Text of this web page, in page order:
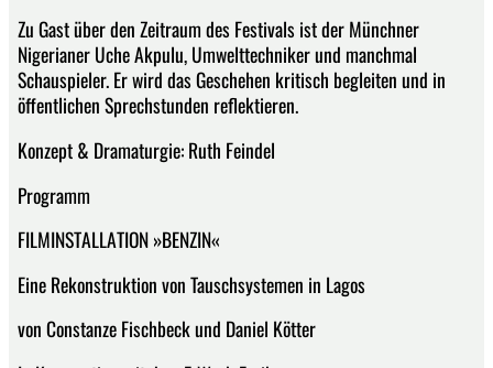
Zu Gast über den Zeitraum des Festivals ist der Münchner
Nigerianer Uche Akpulu, Umwelttechniker und manchmal
Schauspieler. Er wird das Geschehen kritisch begleiten und in
öffentlichen Sprechstunden reflektieren.
Konzept & Dramaturgie: Ruth Feindel
Programm
FILMINSTALLATION »BENZIN«
Eine Rekonstruktion von Tauschsystemen in Lagos
von Constanze Fischbeck und Daniel Kötter